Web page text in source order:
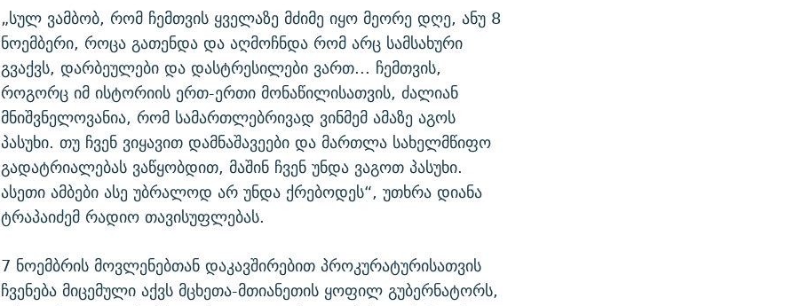
„სულ ვამბობ, რომ ჩემთვის ყველაზე მძიმე იყო მეორე დღე, ანუ 8
ნოემბერი, როცა გათენდა და აღმოჩნდა რომ არც სამსახური
გვაქვს, დარბეულები და დასტრესილები ვართ... ჩემთვის,
როგორც იმ ისტორიის ერთ-ერთი მონაწილისათვის, ძალიან
მნიშვნელოვანია, რომ სამართლებრივად ვინმემ ამაზე აგოს
პასუხი. თუ ჩვენ ვიყავით დამნაშავეები და მართლა სახელმწიფო
გადატრიალებას ვაწყობდით, მაშინ ჩვენ უნდა ვაგოთ პასუხი.
ასეთი ამბები ასე უბრალოდ არ უნდა ქრებოდეს“, უთხრა დიანა
ტრაპაიძემ რადიო თავისუფლებას.
7 ნოემბრის მოვლენებთან დაკავშირებით პროკურატურისათვის
ჩვენება მიცემული აქვს მცხეთა-მთიანეთის ყოფილ გუბერნატორს,